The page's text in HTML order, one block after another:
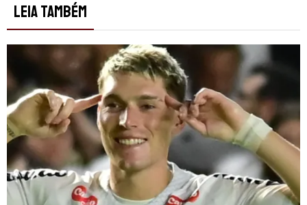
LEIA TAMBÉM